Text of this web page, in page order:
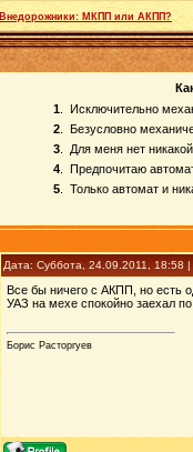
Внедорожники: МКПП или АКПП?
1
Исключительно
2
Безусловно
3
Для меня нет
4
Предпочитаю
5
Только автомат и
Дата: Суббота, 24.09.2011, 18:58
Все бы ничего с АКПП, но есть
УАЗ на мехе спокойно заехал
Борис Расторгуев